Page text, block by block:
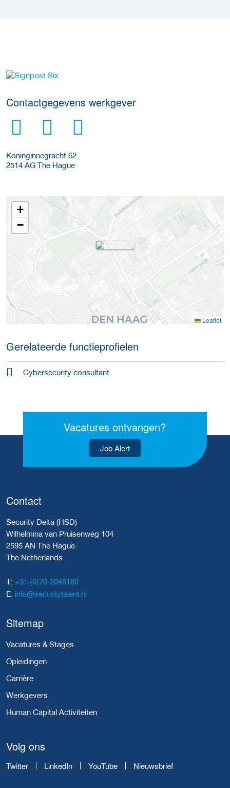
Meer werkgever details
Contactgegevens werkgever
Koninginnegracht 62
2514 AG The Hague
+
−
Leaflet
Gerelateerde functieprofielen
Cybersecurity consultant
Vacatures ontvangen?
Job Alert
Contact
Security Delta (HSD)
Wilhelmina van Pruisenweg 104
2595 AN The Hague
The Netherlands
T: +31 (0)70-2045180
E: info@securitytalent.nl
Sitemap
Vacatures & Stages
Opleidingen
Carrière
Werkgevers
Human Capital Activiteiten
Volg ons
Twitter LinkedIn YouTube Nieuwsbrief